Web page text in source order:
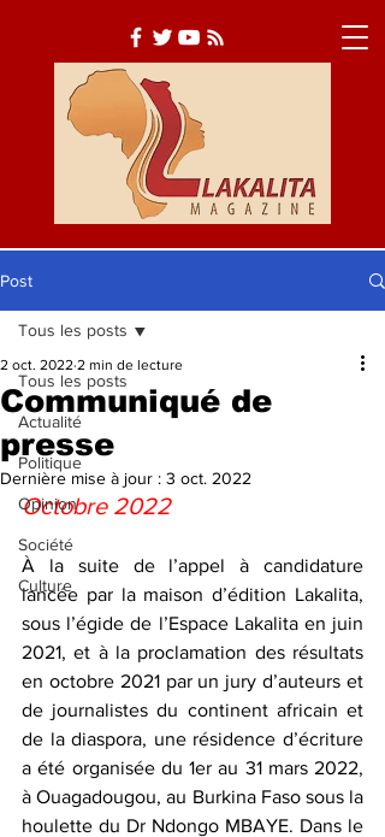
Actualité
Société
Culture
Post
Tous les posts
Actualité
Politique
Opinion
Société
Culture
Tous les posts
Communiqué de
presse
2 oct. 2022 2 min de lecture
Dernière mise à jour : 3 oct. 2022
Octobre 2022
À la suite de l’appel à candidature
lancée par la maison d’édition Lakalita,
sous l’égide de l’Espace Lakalita en juin
2021, et à la proclamation des résultats
en octobre 2021 par un jury d’auteurs et
de journalistes du continent africain et
de la diaspora, une résidence d’écriture
a été organisée du 1er au 31 mars 2022,
à Ouagadougou, au Burkina Faso sous la
houlette du Dr Ndongo MBAYE. Dans le